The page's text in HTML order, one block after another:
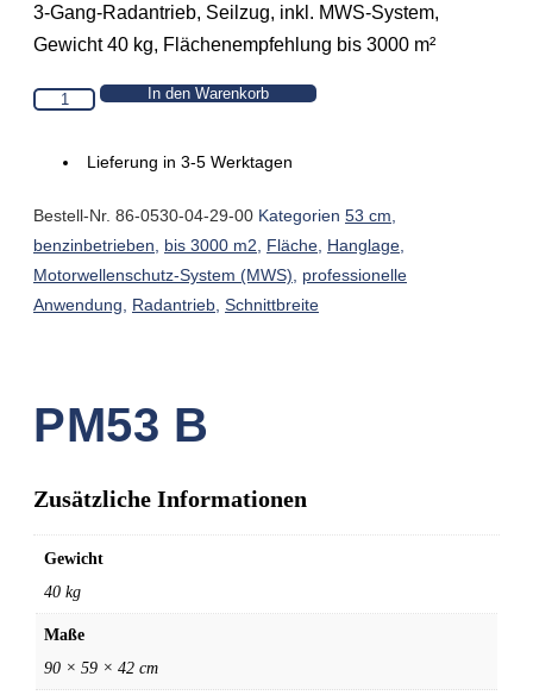
3-Gang-Radantrieb, Seilzug, inkl. MWS-System,
Gewicht 40 kg, Flächenempfehlung bis 3000 m²
PM53
Menge
In den Warenkorb
Lieferung in 3-5 Werktagen
Bestell-Nr. 86-0530-04-29-00 Kategorien 53 cm
benzinbetrieben
bis 3000 m2 Fläche Hanglage
Motorwellenschutz-System (MWS)
professionelle
Anwendung
Radantrieb Schnittbreite
PM53 B
Zusätzliche Informationen
Gewicht
40 kg
Maße
90 × 59 × 42 cm